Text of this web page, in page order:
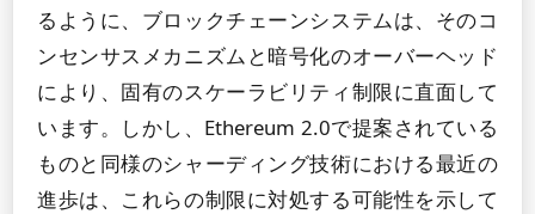
るように、ブロックチェーンシステムは、そのコ
ンセンサスメカニズムと暗号化のオーバーヘッド
により、固有のスケーラビリティ制限に直面して
います。しかし、Ethereum 2.0で提案されている
ものと同様のシャーディング技術における最近の
進歩は、これらの制限に対処する可能性を示して